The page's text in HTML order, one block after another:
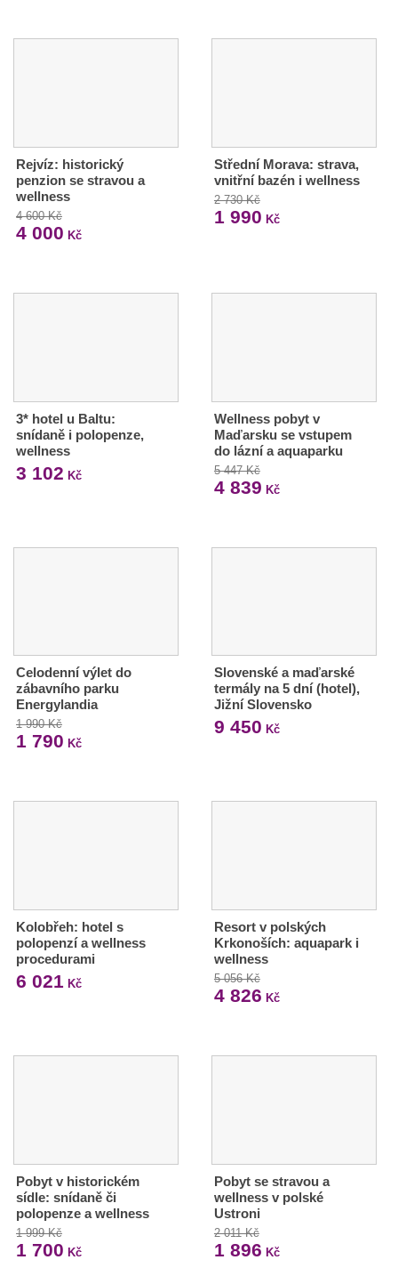
Rejvíz: historický
penzion se stravou a
wellness
4 600 Kč
4 000 Kč
Střední Morava: strava,
vnitřní bazén i wellness
2 730 Kč
1 990 Kč
3* hotel u Baltu:
snídaně i polopenze,
wellness
3 102 Kč
Wellness pobyt v
Maďarsku se vstupem
do lázní a aquaparku
5 447 Kč
4 839 Kč
Celodenní výlet do
zábavního parku
Energylandia
1 990 Kč
1 790 Kč
Slovenské a maďarské
termály na 5 dní (hotel),
Jižní Slovensko
9 450 Kč
Kolobřeh: hotel s
polopenzí a wellness
procedurami
6 021 Kč
Resort v polských
Krkonoších: aquapark i
wellness
5 056 Kč
4 826 Kč
Pobyt v historickém
sídle: snídaně či
polopenze a wellness
1 999 Kč
1 700 Kč
Pobyt se stravou a
wellness v polské
Ustroni
2 011 Kč
1 896 Kč